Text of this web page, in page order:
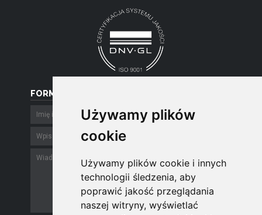
Używamy plików
cookie
Używamy plików cookie i innych
technologii śledzenia, aby
poprawić jakość przeglądania
naszej witryny, wyświetlać
Używamy plików
cookie
Używamy plików cookie i innych
technologii śledzenia, aby
poprawić jakość przeglądania
naszej witryny, wyświetlać
FORMULARZ